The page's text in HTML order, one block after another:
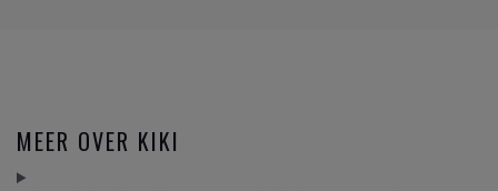
MEER OVER KIKI